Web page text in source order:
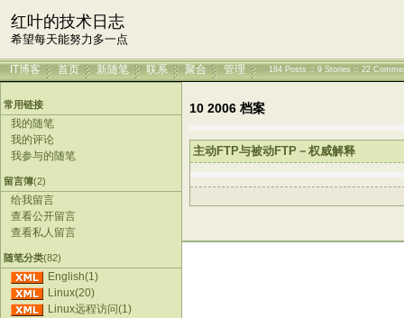
红叶的技术日志
希望每天能努力多一点
IT博客 首页 新随笔 联系 聚合 管理 184 Posts :: 9 Stories :: 22
常用链接
我的随笔
我的评论
我参与的随笔
留言簿(2)
给我留言
查看公开留言
查看私人留言
随笔分类(82)
English(1)
Linux(20)
Linux远程访问(1)
10 2006 档案
主动FTP与被动FTP－权威解释